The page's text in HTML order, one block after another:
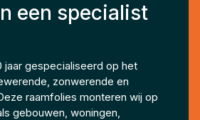
een specialist
jaar gespecialiseerd op het
zonwerende en
raamfolies monteren wij op
gebouwen, woningen,